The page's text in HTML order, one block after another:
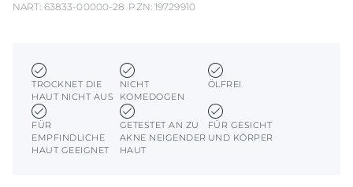
NART: 63833-00000-28 PZN: 19729910
TROCKNET DIE
HAUT NICHT AUS
NICHT
KOMEDOGEN
ÖLFREI
FÜR
EMPFINDLICHE
HAUT GEEIGNET
GETESTET AN ZU
AKNE NEIGENDER
HAUT
FÜR GESICHT
UND KÖRPER